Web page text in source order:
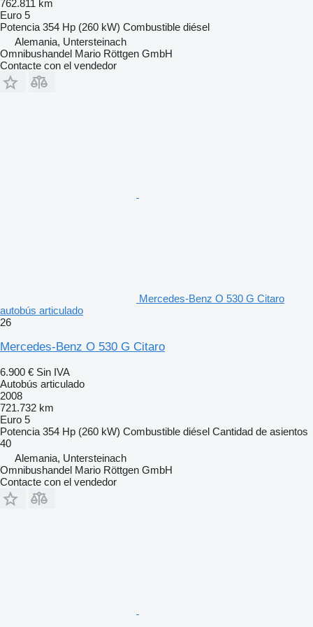
762.811 km
Euro 5
Potencia 354 Hp (260 kW) Combustible diésel
Alemania, Untersteinach
Omnibushandel Mario Röttgen GmbH
Contacte con el vendedor
Mercedes-Benz O 530 G Citaro
autobús articulado
26
Mercedes-Benz O 530 G Citaro
6.900 € Sin IVA
Autobús articulado
2008
721.732 km
Euro 5
Potencia 354 Hp (260 kW) Combustible diésel Cantidad de asientos
40
Alemania, Untersteinach
Omnibushandel Mario Röttgen GmbH
Contacte con el vendedor